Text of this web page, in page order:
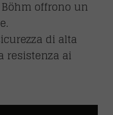
offrono un
di alta
resistenza ai